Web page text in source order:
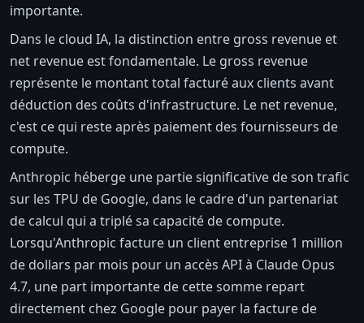
importante.
Dans le cloud IA, la distinction entre gross revenue et
net revenue est fondamentale. Le gross revenue
représente le montant total facturé aux clients avant
déduction des coûts d'infrastructure. Le net revenue,
c'est ce qui reste après paiement des fournisseurs de
compute.
Anthropic héberge une partie significative de son trafic
sur les TPU de Google, dans le cadre d'un partenariat
de calcul qui a triplé sa capacité de compute.
Lorsqu'Anthropic facture un client entreprise 1 million
de dollars par mois pour un accès API à Claude Opus
4.7, une part importante de cette somme repart
directement chez Google pour payer la facture de